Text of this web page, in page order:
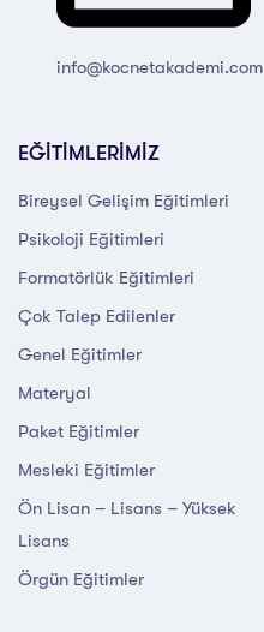
info@kocnetakademi.com
EĞİTİMLERİMİZ
Bireysel Gelişim Eğitimleri
Psikoloji Eğitimleri
Formatörlük Eğitimleri
Çok Talep Edilenler
Genel Eğitimler
Materyal
Paket Eğitimler
Mesleki Eğitimler
Ön Lisan – Lisans – Yüksek
Lisans
Örgün Eğitimler